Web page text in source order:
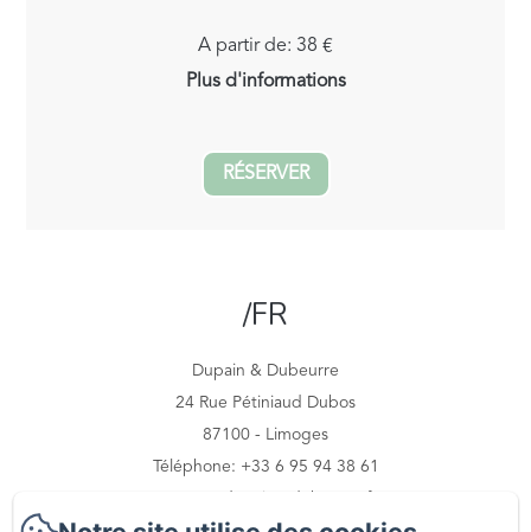
A partir de: 38 €
Plus d'informations
RÉSERVER
/FR
Dupain & Dubeurre
24 Rue Pétiniaud Dubos
87100 - Limoges
Téléphone: +33 6 95 94 38 61